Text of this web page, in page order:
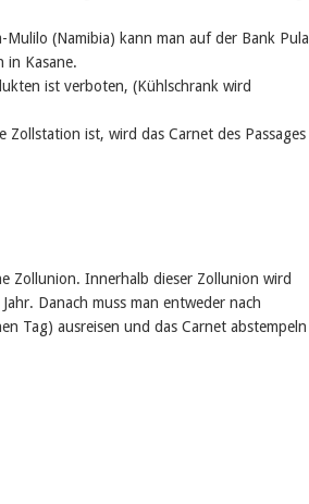
(Namibia) kann man auf der Bank Pula
in Kasane.
ist verboten, (Kühlschrank wird
Zollstation ist, wird das Carnet des Passages
Zollunion. Innerhalb dieser Zollunion wird
Danach muss man entweder nach
Tag) ausreisen und das Carnet abstempeln